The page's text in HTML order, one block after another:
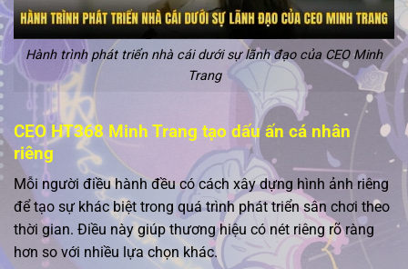
Hành trình phát triển nhà cái dưới sự lãnh đạo của CEO Minh
Trang
CEO HT368 Minh Trang tạo dấu ấn cá nhân
riêng
Mỗi người điều hành đều có cách xây dựng hình ảnh riêng
để tạo sự khác biệt trong quá trình phát triển sân chơi theo
thời gian. Điều này giúp thương hiệu có nét riêng rõ ràng
hơn so với nhiều lựa chọn khác.